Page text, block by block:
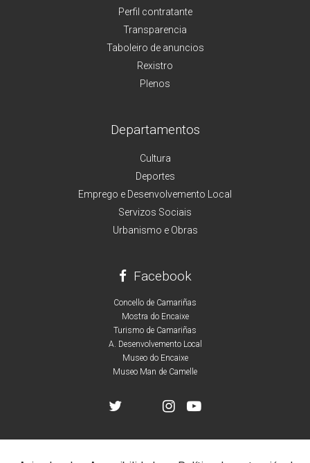
Perfil contratante
Transparencia
Taboleiro de anuncios
Rexistro
Plenos
Departamentos
Cultura
Deportes
Emprego e Desenvolvemento Local
Servizos Sociais
Urbanismo e Obras
Facebook
Concello de Camariñas
Mostra do Encaixe
Turismo de Camariñas
A. Desenvolvemento Local
Museo do Encaixe
Museo Man de Camelle